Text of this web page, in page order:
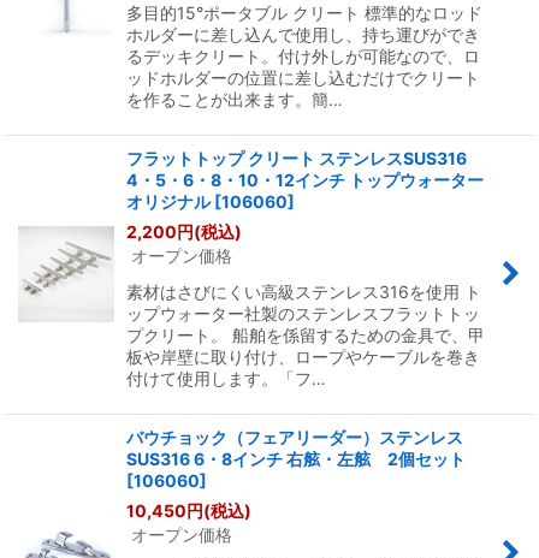
多目的15°ポータブル クリート 標準的なロッド
ホルダーに差し込んで使用し、持ち運びができ
るデッキクリート。付け外しが可能なので、ロ
ッドホルダーの位置に差し込むだけでクリート
を作ることが出来ます。簡…
フラットトップ クリート ステンレスSUS316
4・5・6・8・10・12インチ トップウォーター
オリジナル [106060]
2,200円(税込)
オープン価格
素材はさびにくい高級ステンレス316を使用 ト
ップウォーター社製のステンレスフラットトッ
プクリート。 船舶を係留するための金具で、甲
板や岸壁に取り付け、ロープやケーブルを巻き
付けて使用します。「フ…
バウチョック（フェアリーダー）ステンレス
SUS316 6・8インチ 右舷・左舷 2個セット
[106060]
10,450円(税込)
オープン価格